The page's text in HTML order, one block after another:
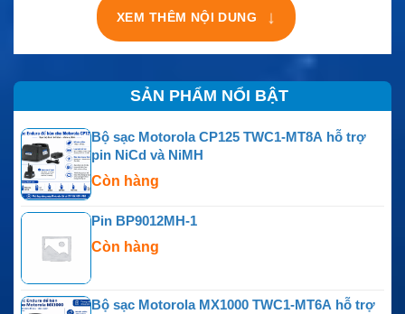
XEM THÊM NỘI DUNG ↓
SẢN PHẨM NỔI BẬT
Bộ sạc Motorola CP125 TWC1-MT8A hỗ trợ
pin NiCd và NiMH
Còn hàng
Pin BP9012MH-1
Còn hàng
Bộ sạc Motorola MX1000 TWC1-MT6A hỗ trợ